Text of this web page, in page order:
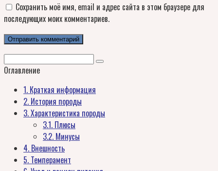
Сохранить моё имя, email и адрес сайта в этом браузере для
последующих моих комментариев.
Поиск:
Оглавление
1. Краткая информация
2. История породы
3.Характеристика породы
3.1. Плюсы
3.2. Минусы
4. Внешность
5. Темперамент